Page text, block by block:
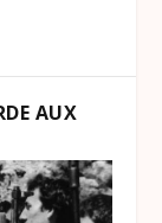
AUX